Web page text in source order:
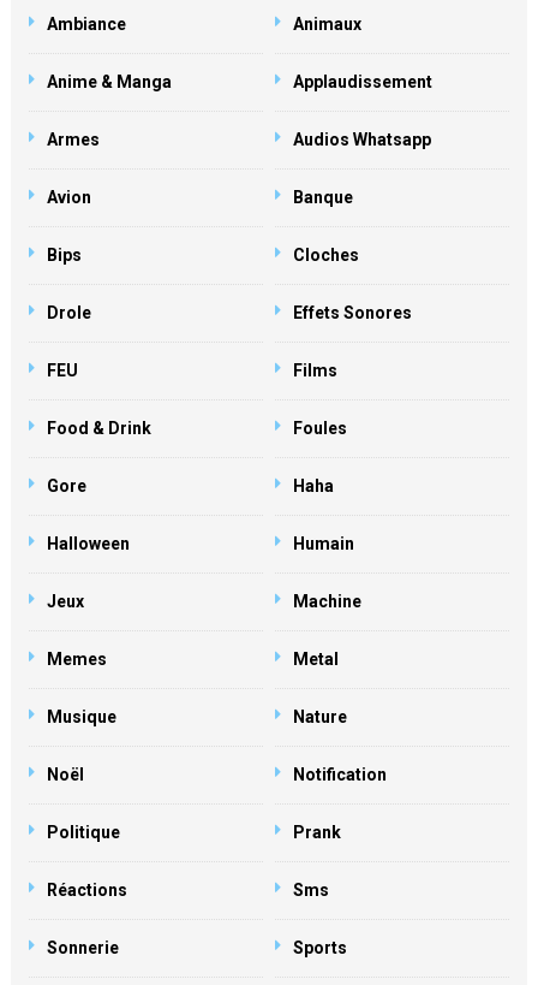
Ambiance Animaux
Anime & Manga Applaudissement
Armes Audios Whatsapp
Avion Banque
Bips Cloches
Drole Effets Sonores
FEU Films
Food & Drink Foules
Gore Haha
Halloween Humain
Jeux Machine
Memes Metal
Musique Nature
Noël Notification
Politique Prank
Réactions Sms
Sonnerie Sports